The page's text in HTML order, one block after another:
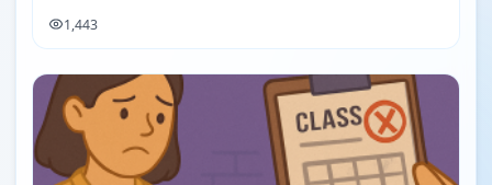
1,443